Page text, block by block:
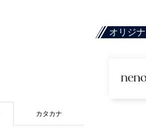
カタカナ
オリジ